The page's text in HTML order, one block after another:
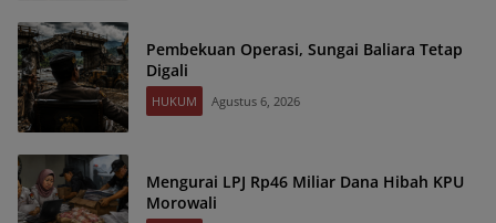
Pembekuan Operasi, Sungai Baliara Tetap
Digali
HUKUM Agustus 6, 2026
Mengurai LPJ Rp46 Miliar Dana Hibah KPU
Morowali